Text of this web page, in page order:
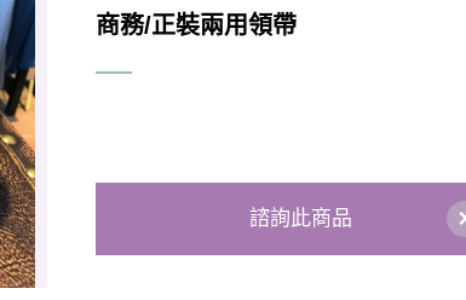
商務/正裝兩用領帶
諮詢此商品